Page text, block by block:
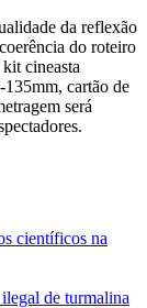
da reflexão
do roteiro
cineasta
cartão de
será
científicos na
de turmalina